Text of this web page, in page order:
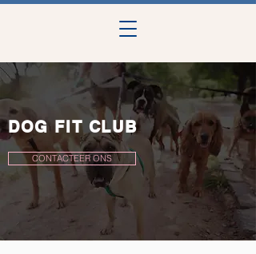
DOG FIT CLUB
CONTACTEER ONS